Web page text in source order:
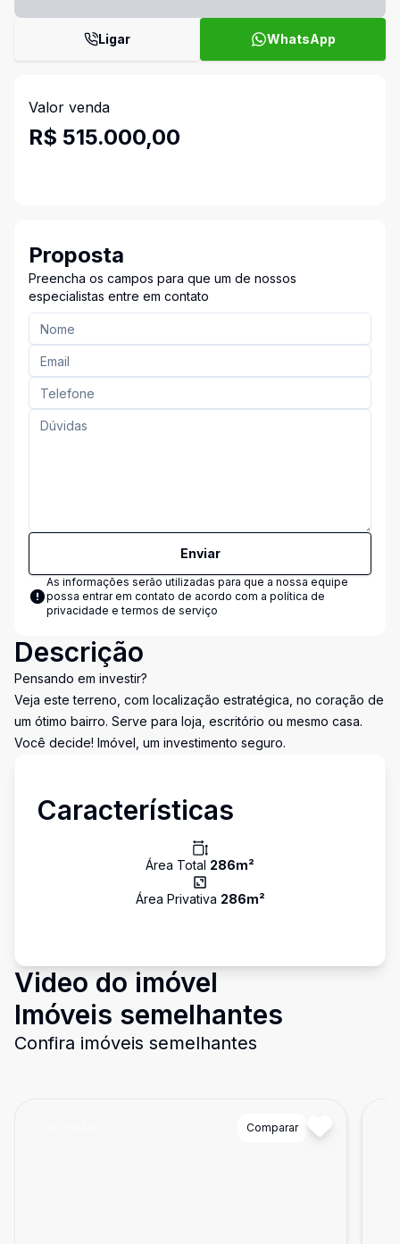
Ligar WhatsApp
Valor venda
R$ 515.000,00
Proposta
Preencha os campos para que um de nossos
especialistas entre em contato
Enviar
As informações serão utilizadas para que a nossa equipe
possa entrar em contato de acordo com a política de
privacidade e termos de serviço
Descrição
Pensando em investir?
Veja este terreno, com localização estratégica, no coração de
um ótimo bairro. Serve para loja, escritório ou mesmo casa.
Você decide! Imóvel, um investimento seguro.
Características
Área Total 286m²
Área Privativa 286m²
Video do imóvel
Imóveis semelhantes
Confira imóveis semelhantes
Comparar